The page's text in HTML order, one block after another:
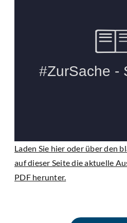
Laden Sie hier oder über den
auf dieser Seite die aktuelle
PDF herunter.